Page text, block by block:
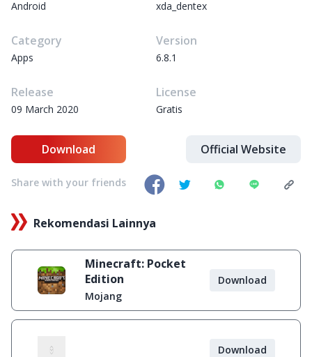
Android xda_dentex
Category
Apps
Version
6.8.1
Release
09 March 2020
License
Gratis
Download Official Website
Share with your friends
Rekomendasi Lainnya
Minecraft: Pocket
Edition
Mojang
Download
Download